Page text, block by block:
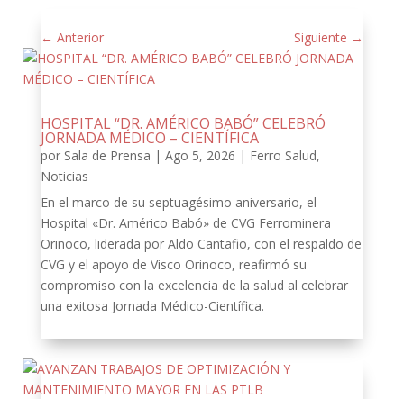
← Anterior Siguiente →
HOSPITAL “DR. AMÉRICO BABÓ” CELEBRÓ
JORNADA MÉDICO – CIENTÍFICA
por Sala de Prensa | Ago 5, 2026 | Ferro Salud,
Noticias
En el marco de su septuagésimo aniversario, el
Hospital «Dr. Américo Babó» de CVG Ferrominera
Orinoco, liderada por Aldo Cantafio, con el respaldo de
CVG y el apoyo de Visco Orinoco, reafirmó su
compromiso con la excelencia de la salud al celebrar
una exitosa Jornada Médico-Científica.